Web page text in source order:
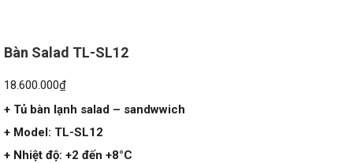
Bàn Salad TL-SL12
18.600.000₫
+ Tủ bàn lạnh salad – sandwwich
+ Model: TL-SL12
+ Nhiệt độ: +2 đến +8°C